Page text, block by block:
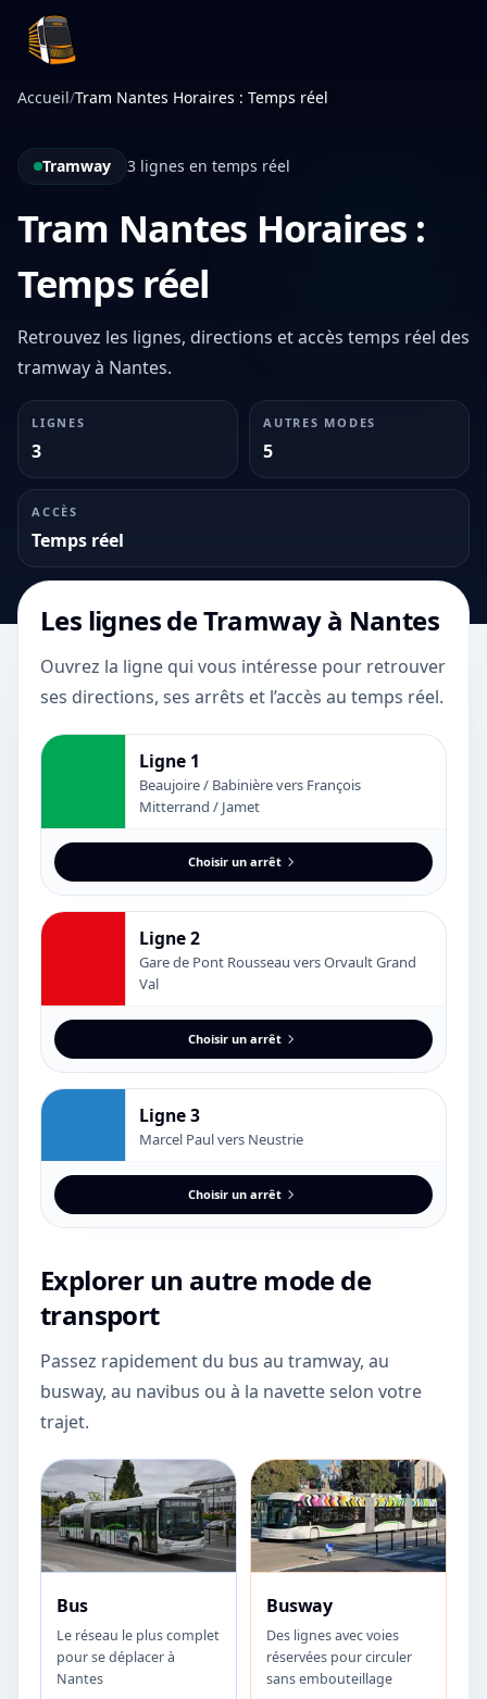
Infotan
Accueil/Tram Nantes Horaires : Temps réel
Tramway 3 lignes en temps réel
Tram Nantes Horaires :
Temps réel
Retrouvez les lignes, directions et accès temps réel des
tramway à Nantes.
LIGNES
3
AUTRES MODES
5
ACCÈS
Temps réel
Les lignes deTramwayà Nantes
Ouvrez la ligne qui vous intéresse pour retrouver
ses directions, ses arrêts et l’accès au temps réel.
Ligne 1
Beaujoire / Babinière vers François
Mitterrand / Jamet
Choisir un arrêt
Ligne 2
Gare de Pont Rousseau vers Orvault Grand
Val
Choisir un arrêt
Ligne 3
Marcel Paul vers Neustrie
Choisir un arrêt
Explorer un autre mode de
transport
Passez rapidement du bus au tramway, au
busway, au navibus ou à la navette selon votre
trajet.
Bus
Le réseau le plus complet
pour se déplacer à
Nantes
Busway
Des lignes avec voies
réservées pour circuler
sans embouteillage